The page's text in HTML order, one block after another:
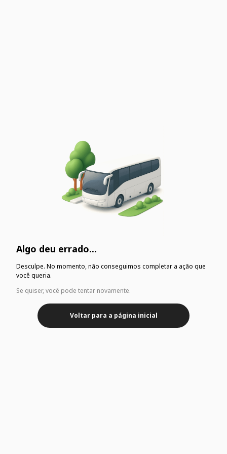
Algo deu errado...
Desculpe. No momento, não conseguimos completar a ação que
você queria.
Se quiser, você pode tentar novamente.
Voltar para a página inicial